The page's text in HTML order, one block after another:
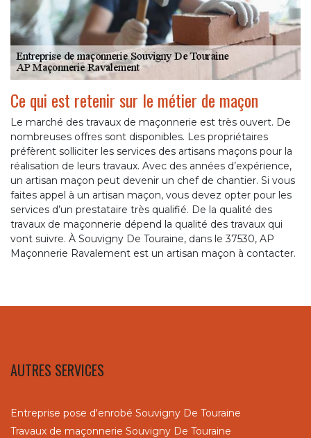
Ce qui est retenir sur le métier de maçon
Le marché des travaux de maçonnerie est très ouvert. De
nombreuses offres sont disponibles. Les propriétaires
préfèrent solliciter les services des artisans maçons pour la
réalisation de leurs travaux. Avec des années d’expérience,
un artisan maçon peut devenir un chef de chantier. Si vous
faites appel à un artisan maçon, vous devez opter pour les
services d’un prestataire très qualifié. De la qualité des
travaux de maçonnerie dépend la qualité des travaux qui
vont suivre. À Souvigny De Touraine, dans le 37530, AP
Maçonnerie Ravalement est un artisan maçon à contacter.
AUTRES SERVICES
Entreprise pose d'enrobé Souvigny De Touraine
Travaux de maçonnerie Souvigny De Touraine